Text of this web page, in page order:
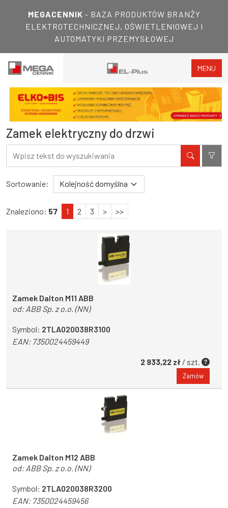
MEGACENNIK - BAZA PRODUKTÓW BRANŻY
ELEKTROTECHNICZNEJ, OŚWIETLENIOWEJ I
AUTOMATYKI PRZEMYSŁOWEJ
MENU
Zamek elektryczny do drzwi
Filtry
Wyniki wyszukiwania
Sortowanie:
Znaleziono: 57 1 2 3 > >>
Zamek Dalton M11 ABB
od: ABB Sp. z o.o. (NN)
Symbol: 2TLA020038R3100
EAN: 7350024459449
2 933,22 zł / szt.
Zamów
Zamek Dalton M12 ABB
od: ABB Sp. z o.o. (NN)
Symbol: 2TLA020038R3200
EAN: 7350024459456